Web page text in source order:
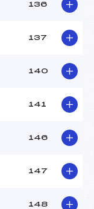
136
137
140
141
146
147
148